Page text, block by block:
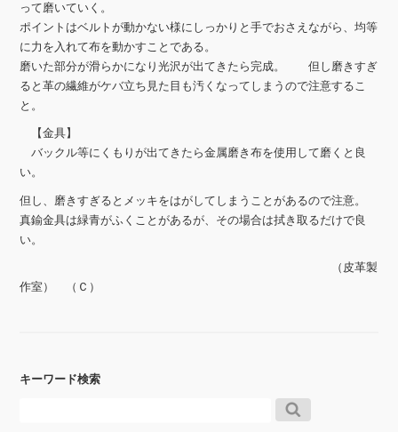
って磨いていく。
ポイントはベルトが動かない様にしっかりと手でおさえながら、均等
に力を入れて布を動かすことである。
磨いた部分が滑らかになり光沢が出てきたら完成。 但し磨きすぎ
ると革の繊維がケバ立ち見た目も汚くなってしまうので注意するこ
と。
【金具】
バックル等にくもりが出てきたら金属磨き布を使用して磨くと良
い。
但し、磨きすぎるとメッキをはがしてしまうことがあるので注意。
真鍮金具は緑青がふくことがあるが、その場合は拭き取るだけで良
い。
（皮革製
作室） （Ｃ）
キーワード検索